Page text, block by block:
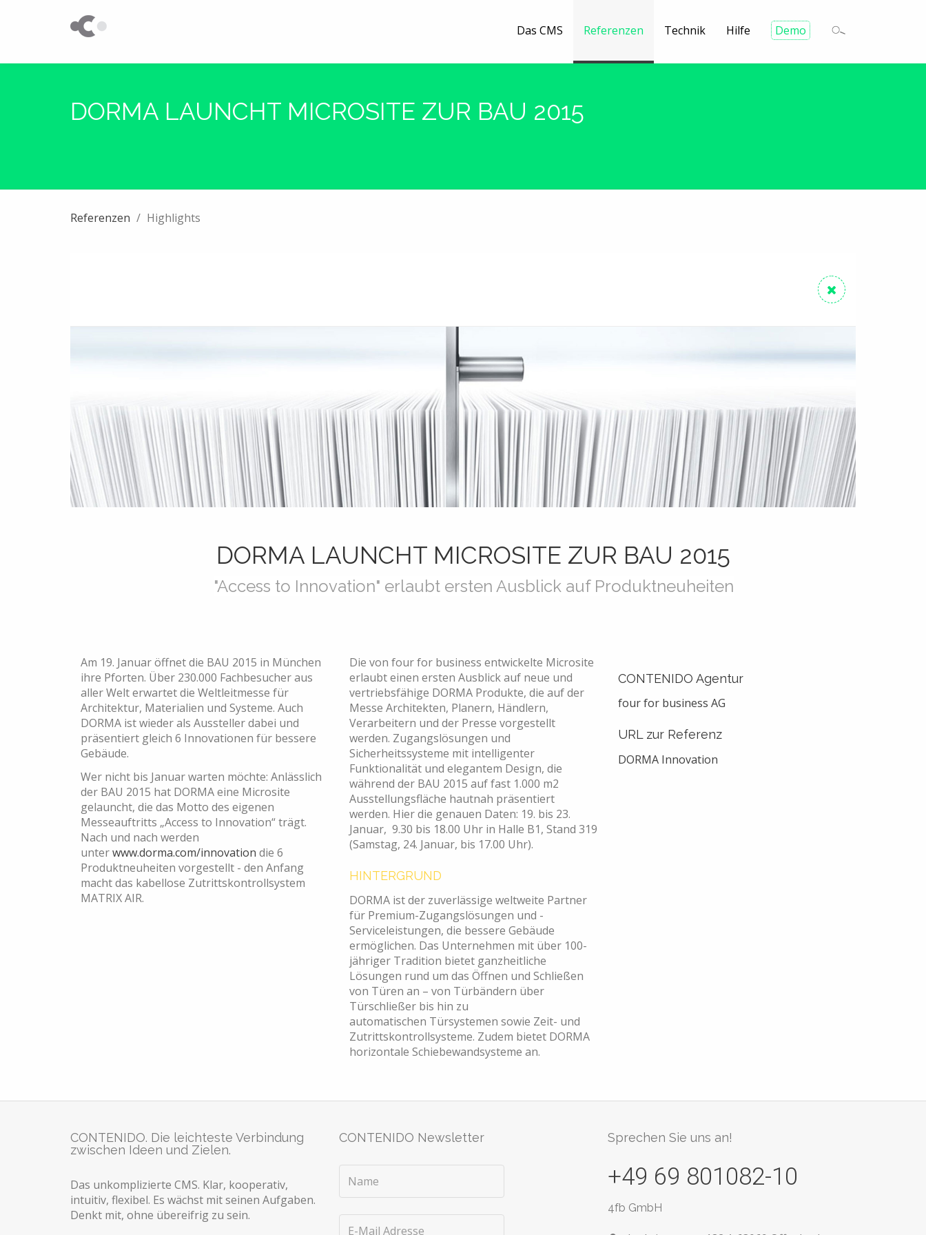
Das CMS Referenzen Technik Hilfe Demo
DORMA LAUNCHT MICROSITE ZUR BAU 2015
Referenzen Highlights
DORMA LAUNCHT MICROSITE ZUR BAU 2015
"Access to Innovation" erlaubt ersten Ausblick auf Produktneuheiten
Am 19. Januar öffnet die BAU 2015 in München
ihre Pforten. Über 230.000 Fachbesucher aus
aller Welt erwartet die Weltleitmesse für
Architektur, Materialien und Systeme. Auch
DORMA ist wieder als Aussteller dabei und
präsentiert gleich 6 Innovationen für bessere
Gebäude.
Wer nicht bis Januar warten möchte: Anlässlich
der BAU 2015 hat DORMA eine Microsite
gelauncht, die das Motto des eigenen
Messeauftritts „Access to Innovation“ trägt.
Nach und nach werden
unterwww.dorma.com/innovation die 6
Produktneuheiten vorgestellt - den Anfang
macht das kabellose Zutrittskontrollsystem
MATRIX AIR.
Die von four for business entwickelte Microsite
erlaubt einen ersten Ausblick auf neue und
vertriebsfähige DORMA Produkte, die auf der
Messe Architekten, Planern, Händlern,
Verarbeitern und der Presse vorgestellt
werden. Zugangslösungen und
Sicherheitssysteme mit intelligenter
Funktionalität und elegantem Design, die
während der BAU 2015 auf fast 1.000 m2
Ausstellungsfläche hautnah präsentiert
werden. Hier die genauen Daten: 19. bis 23.
Januar, 9.30 bis 18.00 Uhr in Halle B1, Stand 319
(Samstag, 24. Januar, bis 17.00 Uhr).
HINTERGRUND
DORMA ist der zuverlässige weltweite Partner
für Premium-Zugangslösungen und -
Serviceleistungen, die bessere Gebäude
ermöglichen. Das Unternehmen mit über 100-
jähriger Tradition bietet ganzheitliche
Lösungen rund um das Öffnen und Schließen
von Türen an – von Türbändern über
Türschließer bis hin zu
automatischen Türsystemen sowie Zeit- und
Zutrittskontrollsysteme. Zudem bietet DORMA
horizontale Schiebewandsysteme an.
CONTENIDO Agentur
four for business AG
URL zur Referenz
DORMA Innovation
CONTENIDO. Die leichteste Verbindung
zwischen Ideen und Zielen.
Das unkomplizierte CMS. Klar, kooperativ,
intuitiv, flexibel. Es wächst mit seinen Aufgaben.
Denkt mit, ohne übereifrig zu sein.
CONTENIDO Newsletter Sprechen Sie uns an!
+49 69 801082-10
4fb GmbH